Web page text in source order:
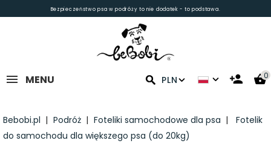
Bezpieczeństwo psa w podróży to nie dodatek - to podstawa.
0
PLN
MENU
Bebobi.pl Podróż Foteliki samochodowe dla psa
Fotelik
do samochodu dla większego psa (do 20kg)